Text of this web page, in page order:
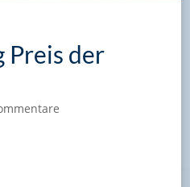
Preis der